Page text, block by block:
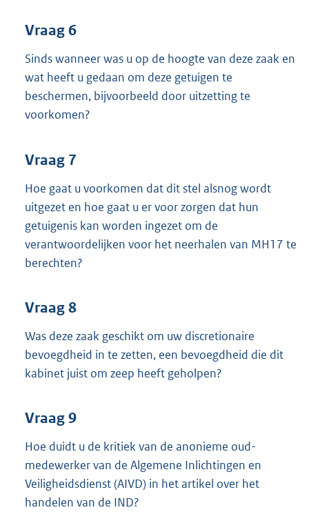
Vraag 6
Sinds wanneer was u op de hoogte van deze zaak en
wat heeft u gedaan om deze getuigen te
beschermen, bijvoorbeeld door uitzetting te
voorkomen?
Vraag 7
Hoe gaat u voorkomen dat dit stel alsnog wordt
uitgezet en hoe gaat u er voor zorgen dat hun
getuigenis kan worden ingezet om de
verantwoordelijken voor het neerhalen van MH17 te
berechten?
Vraag 8
Was deze zaak geschikt om uw discretionaire
bevoegdheid in te zetten, een bevoegdheid die dit
kabinet juist om zeep heeft geholpen?
Vraag 9
Hoe duidt u de kritiek van de anonieme oud-
medewerker van de Algemene Inlichtingen en
Veiligheidsdienst (AIVD) in het artikel over het
handelen van de IND?